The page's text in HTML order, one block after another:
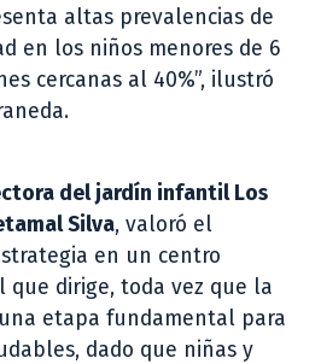
altas prevalencias de
en los niños menores de 6
cercanas al 40%”, ilustró
del jardín infantil Los
Silva, valoró el
en un centro
que dirige, toda vez que la
etapa fundamental para
dado que niñas y